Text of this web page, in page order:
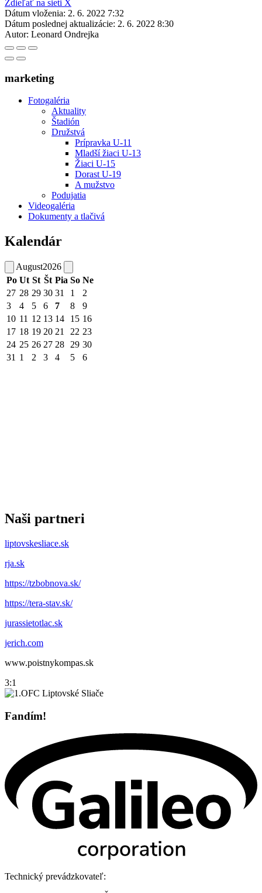
Zdieľať na sieti X
Dátum vloženia: 2. 6. 2022 7:32
Dátum poslednej aktualizácie: 2. 6. 2022 8:30
Autor: Leonard Ondrejka
marketing
Fotogaléria
Aktuality
Štadión
Družstvá
Prípravka U-11
Mladší žiaci U-13
Žiaci U-15
Dorast U-19
A mužstvo
Podujatia
Videogaléria
Dokumenty a tlačivá
Kalendár
August2026
Po Ut St Št Pia So Ne
27 28 29 30 31 1
2
3
4 5 6 7 8
9
10 11 12 13 14 15 16
17 18 19 20 21 22 23
24 25 26 27 28 29 30
31 1 2 3 4 5 6
Naši partneri
liptovskesliace.sk
rja.sk
https://tzbobnova.sk/
https://tera-stav.sk/
jurassietotlac.sk
jerich.com
www.poistnykompas.sk
3:1
Fandím!
Technický prevádzkovateľ: